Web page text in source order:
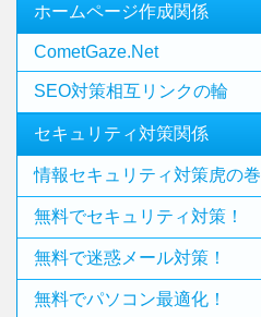
ホームページ作成関係
CometGaze.Net
SEO対策相互リンクの輪
セキュリティ対策関係
情報セキュリティ対策虎の巻
無料でセキュリティ対策！
無料で迷惑メール対策！
無料でパソコン最適化！